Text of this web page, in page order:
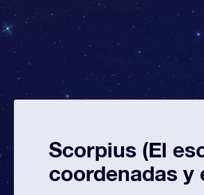
Scorpius (El
coordenadas y